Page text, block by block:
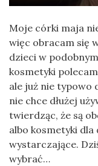
Moje córki maja
więc obracam się
dzieci w
kosmetyki
ale już nie typowo
nie chce dłużej
twierdząc, że są
albo kosmetyki dla
wystarczające.
wybrać…